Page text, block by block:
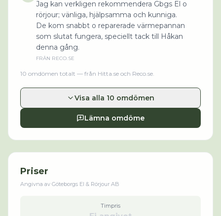
Jag kan verkligen rekommendera Gbgs El o
rörjour; vänliga, hjälpsamma och kunniga.
De kom snabbt o reparerade värmepannan
som slutat fungera, speciellt tack till Håkan
denna gång.
FRÅN RECO.SE
10 omdömen totalt — från Hitta.se och Reco.se.
Visa alla 10 omdömen
Lämna omdöme
Priser
Angivna av Göteborgs El & Rörjour AB
Timpris